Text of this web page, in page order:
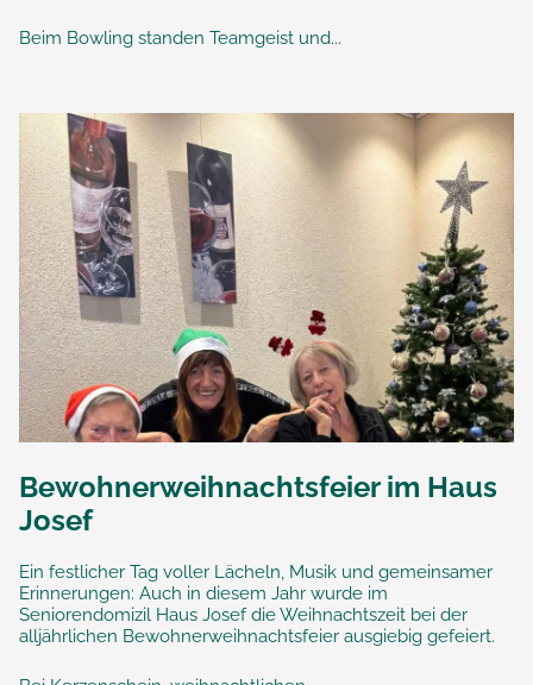
Beim Bowling standen Teamgeist und...
Bewohnerweihnachtsfeier im Haus
Josef
Ein festlicher Tag voller Lächeln, Musik und gemeinsamer
Erinnerungen: Auch in diesem Jahr wurde im
Seniorendomizil Haus Josef die Weihnachtszeit bei der
alljährlichen Bewohnerweihnachtsfeier ausgiebig gefeiert.